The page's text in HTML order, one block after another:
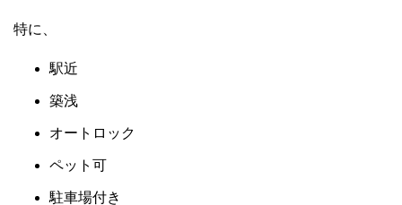
特に、
駅近
築浅
オートロック
ペット可
駐車場付き